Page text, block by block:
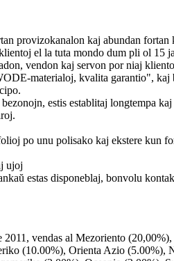
provizokanalon kaj abundan
el la tuta mondo dum pli ol 15
vendon kaj servon por niaj
materialoj, kvalita garantio", kaj
estis establitaj longtempa
po unu polisako kaj ekstere kun
ujoj
estas disponeblaj, bonvolu
vendas al Mezoriento
(10.00%), Orienta Azio (5.00%),